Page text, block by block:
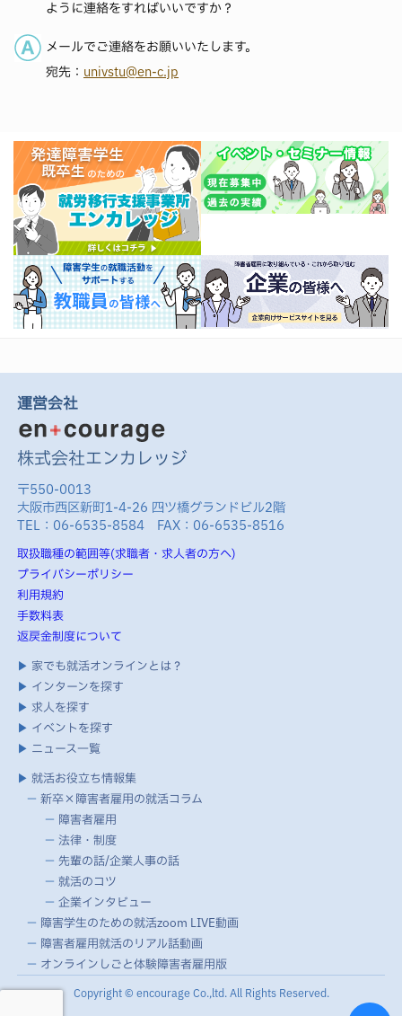
ように連絡をすればいいですか？
メールでご連絡をお願いいたします。
宛先： univstu@en-c.jp
運営会社
株式会社エンカレッジ
〒550-0013
大阪市西区新町1-4-26 四ツ橋グランドビル2階
TEL：06-6535-8584 FAX：06-6535-8516
取扱職種の範囲等(求職者・求人者の方へ)
プライバシーポリシー
利用規約
手数料表
返戻金制度について
▶ 家でも就活オンラインとは？
▶ インターンを探す
▶ 求人を探す
▶ イベントを探す
▶ ニュース一覧
▶ 就活お役立ち情報集
－ 新卒×障害者雇用の就活コラム
－ 障害者雇用
－ 法律・制度
－ 先輩の話/企業人事の話
－ 就活のコツ
－ 企業インタビュー
－ 障害学生のための就活zoom LIVE動画
－ 障害者雇用就活のリアル話動画
－ オンラインしごと体験障害者雇用版
Copyright © encourage Co.,ltd. All Rights Reserved.